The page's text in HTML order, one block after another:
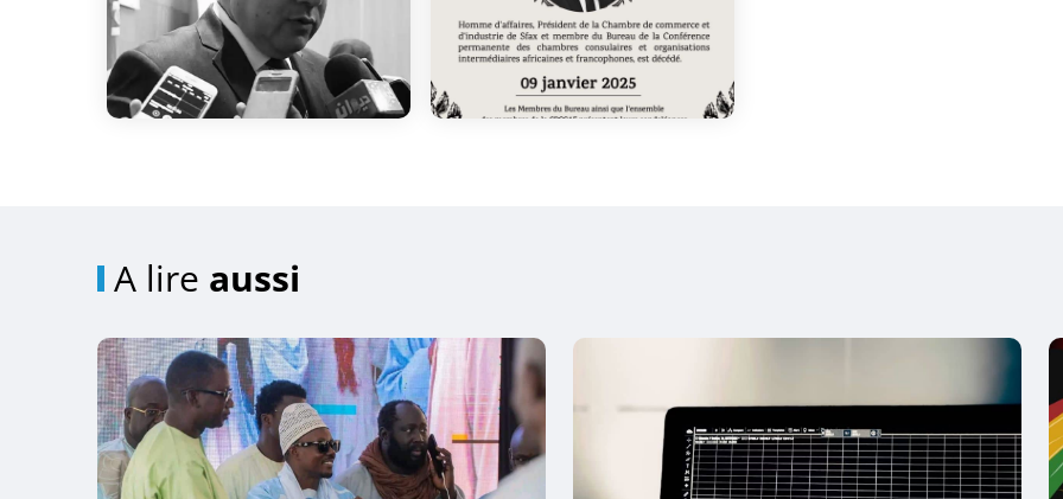
A lire aussi